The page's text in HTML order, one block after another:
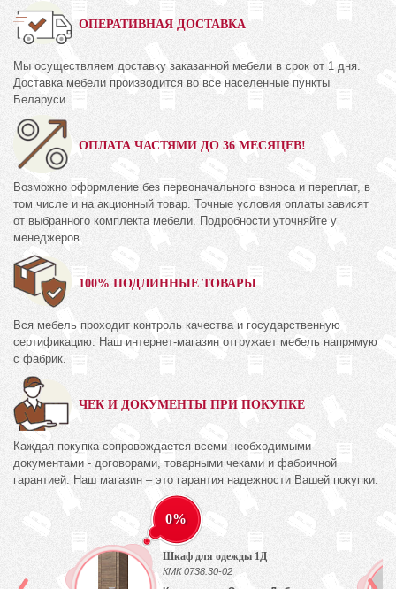
ОПЕРАТИВНАЯ ДОСТАВКА
Мы осуществляем доставку заказанной мебели в срок от 1 дня.
Доставка мебели производится во все населенные пункты
Беларуси.
ОПЛАТА ЧАСТЯМИ ДО 36 МЕСЯЦЕВ!
Возможно оформление без первоначального взноса и переплат, в
том числе и на акционный товар. Точные условия оплаты зависят
от выбранного комплекта мебели. Подробности уточняйте у
менеджеров.
100% ПОДЛИННЫЕ ТОВАРЫ
Вся мебель проходит контроль качества и государственную
сертификацию. Наш интернет-магазин отгружает мебель напрямую
с фабрик.
ЧЕК И ДОКУМЕНТЫ ПРИ ПОКУПКЕ
Каждая покупка сопровождается всеми необходимыми
документами - договорами, товарными чеками и фабричной
гарантией. Наш магазин – это гарантия надежности Вашей покупки.
0%
Шкаф для одежды 1Д
КМК 0738.30-02